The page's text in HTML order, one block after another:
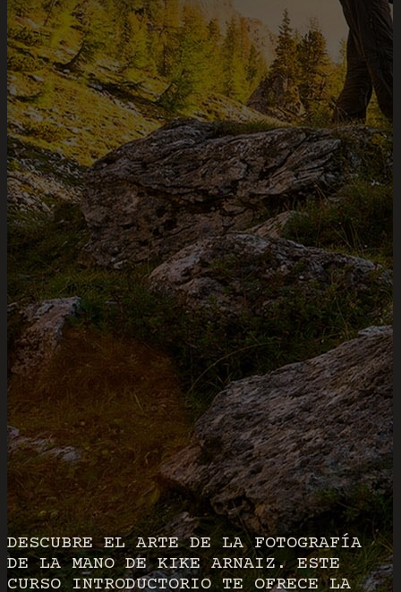
DESCUBRE EL ARTE DE LA FOTOGRAFÍA
DE LA MANO DE KIKE ARNAIZ. ESTE
CURSO INTRODUCTORIO TE OFRECE LA